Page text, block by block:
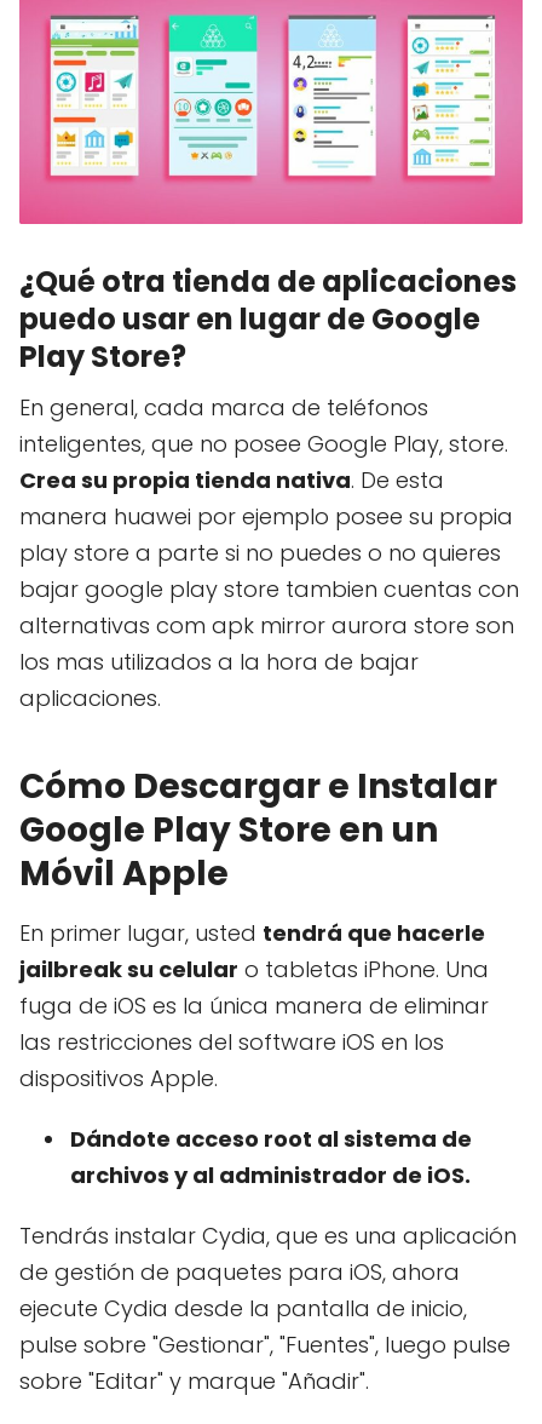
¿Qué otra tienda de aplicaciones
puedo usar en lugar de Google
Play Store?
En general, cada marca de teléfonos
inteligentes, que no posee Google Play, store.
Crea su propia tienda nativa. De esta
manera huawei por ejemplo posee su propia
play store a parte si no puedes o no quieres
bajar google play store tambien cuentas con
alternativas com apk mirror aurora store son
los mas utilizados a la hora de bajar
aplicaciones.
Cómo Descargar e Instalar
Google Play Store en un
Móvil Apple
En primer lugar, usted tendrá que hacerle
jailbreak su celular o tabletas iPhone. Una
fuga de iOS es la única manera de eliminar
las restricciones del software iOS en los
dispositivos Apple.
Dándote acceso root al sistema de
archivos y al administrador de iOS.
Tendrás instalar Cydia, que es una aplicación
de gestión de paquetes para iOS, ahora
ejecute Cydia desde la pantalla de inicio,
pulse sobre "Gestionar", "Fuentes", luego pulse
sobre "Editar" y marque "Añadir".